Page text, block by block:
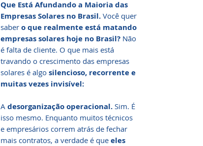
Que Está Afundando a Maioria das
Empresas Solares no Brasil. Você quer
saber o que realmente está matando
empresas solares hoje no Brasil? Não
é falta de cliente. O que mais está
travando o crescimento das empresas
solares é algo silencioso, recorrente e
muitas vezes invisível:
A desorganização operacional. Sim. É
isso mesmo. Enquanto muitos técnicos
e empresários correm atrás de fechar
mais contratos, a verdade é que eles